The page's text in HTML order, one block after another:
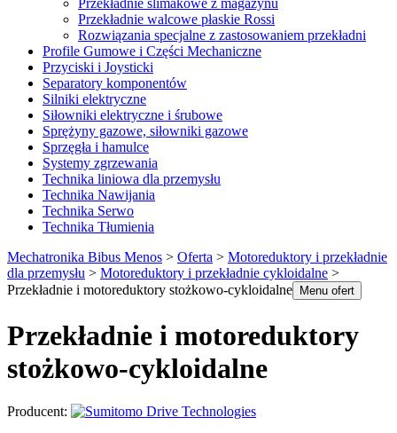
Przekładnie ślimakowe z magazynu
Przekładnie walcowe płaskie Rossi
Rozwiązania specjalne z zastosowaniem przekładni
Profile Gumowe i Części Mechaniczne
Przyciski i Joysticki
Separatory komponentów
Silniki elektryczne
Siłowniki elektryczne i śrubowe
Sprężyny gazowe, siłowniki gazowe
Sprzęgła i hamulce
Systemy zgrzewania
Technika liniowa dla przemysłu
Technika Nawijania
Technika Serwo
Technika Tłumienia
Mechatronika Bibus Menos > Oferta > Motoreduktory i przekładnie
dla przemysłu > Motoreduktory i przekładnie cykloidalne >
Przekładnie i motoreduktory stożkowo-cykloidalne
Menu ofert
Przekładnie i motoreduktory
stożkowo-cykloidalne
Producent: